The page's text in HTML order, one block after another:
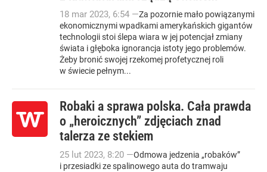
18 mar 2023, 6:54 —Za pozornie mało powiązanymi
ekonomicznymi wpadkami amerykańskich gigantów
technologii stoi ślepa wiara w jej potencjał zmiany
świata i głęboka ignorancja istoty jego problemów.
Żeby bronić swojej rzekomej profetycznej roli
w świecie pełnym...
Robaki a sprawa polska. Cała prawda
o „heroicznych” zdjęciach znad
talerza ze stekiem
25 lut 2023, 8:20 —Odmowa jedzenia „robaków”
i przesiadki ze spalinowego auta do tramwaju